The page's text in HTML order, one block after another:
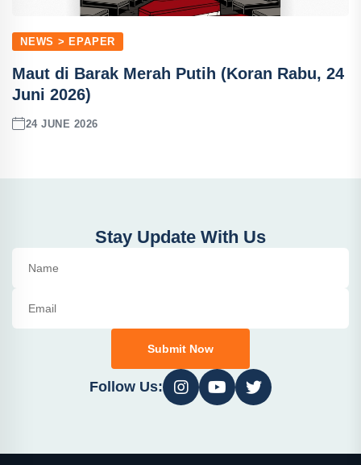
NEWS > EPAPER
Maut di Barak Merah Putih (Koran Rabu, 24
Juni 2026)
24 JUNE 2026
Stay Update With Us
Submit Now
Follow Us: